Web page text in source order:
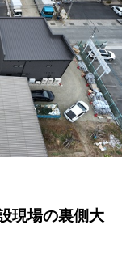
現場の裏側大